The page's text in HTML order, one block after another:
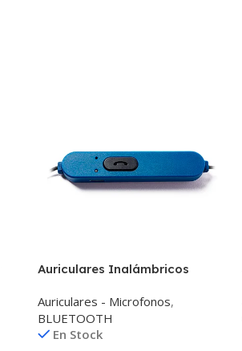
Auriculares Inalámbricos
Auriculares - Microfonos,
BLUETOOTH
En Stock